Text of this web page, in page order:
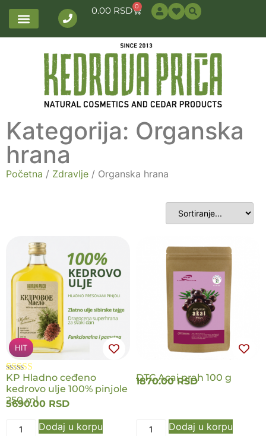
0.00 RSD 0
Kategorija: Organska
hrana
Početna / Zdravlje / Organska hrana
HIT
Ocenjeno
5.00od 5 na
osnovu
5
ocena kupaca
KP Hladno ceđeno
kedrovo ulje 100% pinjole
250 ml
5690.00 RSD
Dodaj u korpu
DTC Acai prah 100 g
1870.00RSD
Dodaj u korpu